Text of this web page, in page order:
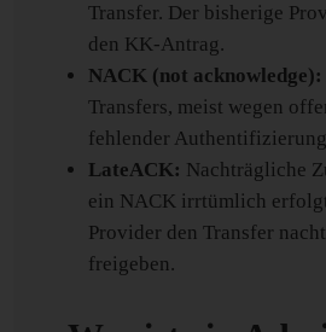
Transfer. Der bisherige
den KK-Antrag.
NACK (not acknowledge):
Transfers, meist wegen
fehlender
LateACK: Nachträgliche
ein NACK irrtümlich
Provider den Transfer
freigeben.